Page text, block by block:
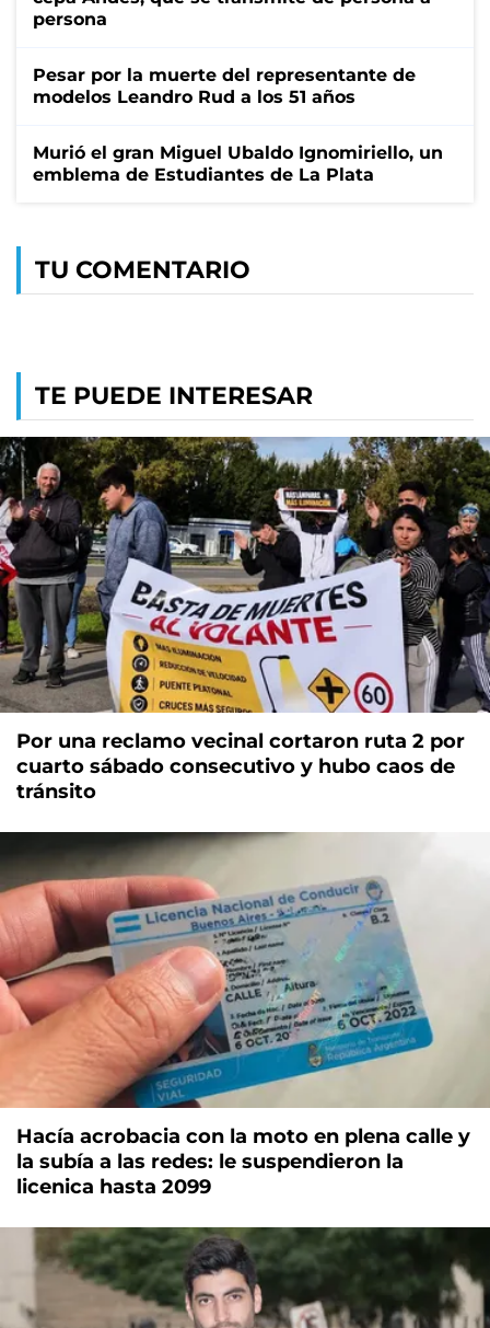
persona
Pesar por la muerte del representante de
modelos Leandro Rud a los 51 años
Murió el gran Miguel Ubaldo Ignomiriello, un
emblema de Estudiantes de La Plata
TU COMENTARIO
TE PUEDE INTERESAR
Por una reclamo vecinal cortaron ruta 2 por
cuarto sábado consecutivo y hubo caos de
tránsito
Hacía acrobacia con la moto en plena calle y
la subía a las redes: le suspendieron la
licenica hasta 2099